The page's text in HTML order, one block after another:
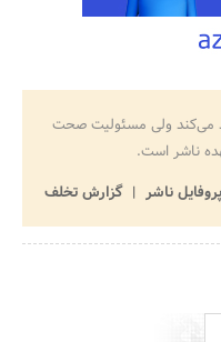
می‌کند ولی مسئولیت صحت
ناشر است.
پروفایل ناشر
گزارش تخلف